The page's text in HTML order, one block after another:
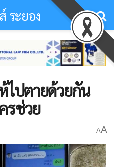
ระยอง
ไปตายด้วยกัน
รช่วย
AA